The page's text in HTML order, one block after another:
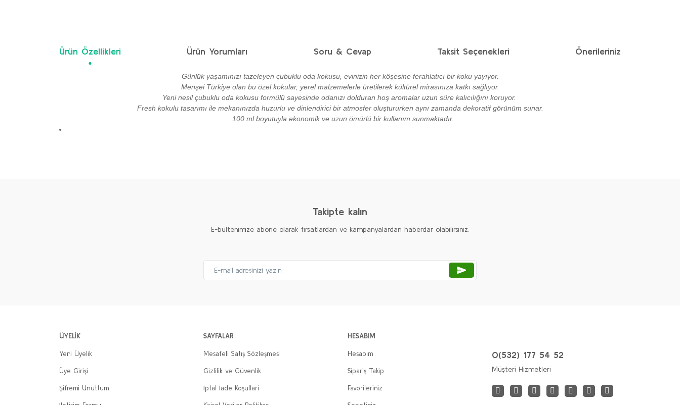
Ürün Özellikleri Ürün Yorumları Soru & Cevap Taksit Seçenekleri Önerileriniz
Günlük yaşamınızı tazeleyen çubuklu oda kokusu, evinizin her köşesine ferahlatıcı bir koku yayıyor.
Menşei Türkiye olan bu özel kokular, yerel malzemelerle üretilerek kültürel mirasınıza katkı sağlıyor.
Yeni nesil çubuklu oda kokusu formülü sayesinde odanızı dolduran hoş aromalar uzun süre kalıcılığını koruyor.
Fresh kokulu tasarımı ile mekanınızda huzurlu ve dinlendirici bir atmosfer oluştururken aynı zamanda dekoratif görünüm sunar.
100 ml boyutuyla ekonomik ve uzun ömürlü bir kullanım sunmaktadır.
Takipte kalın
E-bültenimize abone olarak fırsatlardan ve kampanyalardan haberdar olabilirsiniz.
ÜYELİK
Yeni Üyelik
Üye Girişi
Şifremi Unuttum
SAYFALAR
Mesafeli Satış Sözleşmesi
Gizlilik ve Güvenlik
İptal İade Koşullari
HESABIM
Hesabım
Sipariş Takip
Favorileriniz
0(532) 177 54 52
Müşteri Hizmetleri